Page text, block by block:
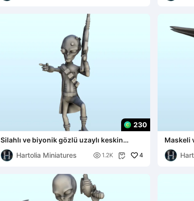
230
Silahlı ve biyonik gözlü uzaylı keskin
nişancı (32) (+ ön destek
Hartolia Miniatures
 1.2K  4
Maskeli
ön destek